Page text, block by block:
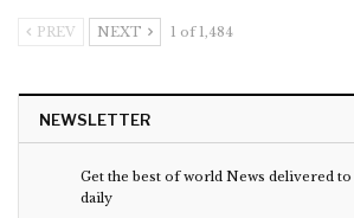
PREV NEXT 1 of 1,484
NEWSLETTER
Get the best of world News delivered
daily